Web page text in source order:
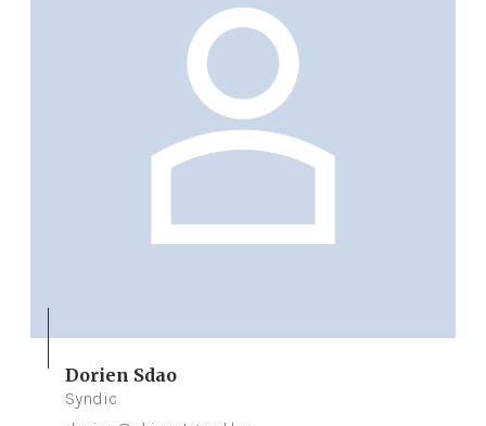
Dorien Sdao
Syndic